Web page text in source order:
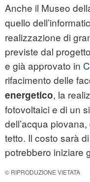
Anche il Museo
quello
realizzazione di
previste dal
e già approvato in
rifacimento delle
energetico, la
fotovoltaici e di un
dell’acqua
tetto. Il costo sarà
potrebbero iniziare
© RIPRODUZIONE VIETATA